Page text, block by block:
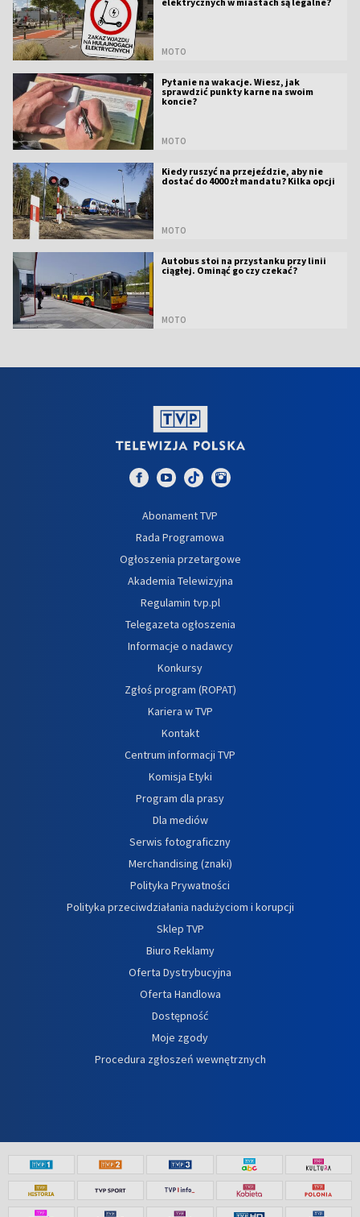
MOTO
Pytanie na wakacje. Wiesz, jak
sprawdzić punkty karne na swoim
koncie?
MOTO
Kiedy ruszyć na przejeździe, aby nie
dostać do 4000 zł mandatu? Kilka opcji
MOTO
Autobus stoi na przystanku przy linii
ciągłej. Ominąć go czy czekać?
MOTO
Abonament TVP
Rada Programowa
Ogłoszenia przetargowe
Akademia Telewizyjna
Regulamin tvp.pl
Telegazeta ogłoszenia
Informacje o nadawcy
Konkursy
Zgłoś program (ROPAT)
Kariera w TVP
Kontakt
Centrum informacji TVP
Komisja Etyki
Program dla prasy
Dla mediów
Serwis fotograficzny
Merchandising (znaki)
Polityka Prywatności
Polityka przeciwdziałania nadużyciom i korupcji
Sklep TVP
Biuro Reklamy
Oferta Dystrybucyjna
Oferta Handlowa
Dostępność
Moje zgody
Procedura zgłoszeń wewnętrznych